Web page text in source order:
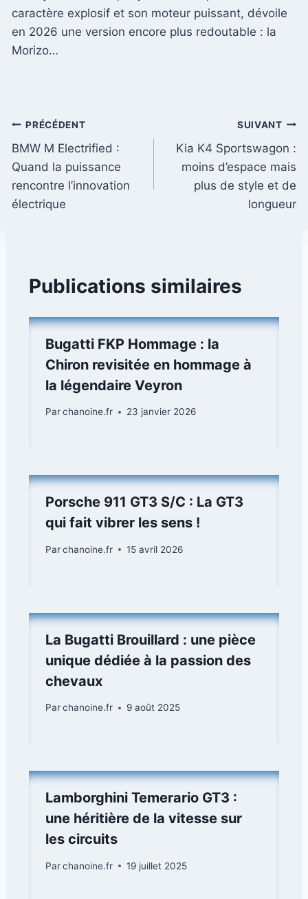
caractère explosif et son moteur puissant, dévoile
en 2026 une version encore plus redoutable : la
Morizo…
Navigation
de
l’article
PRÉCÉDENT
BMW M Electrified :
Quand la puissance
rencontre l’innovation
électrique
SUIVANT
Kia K4 Sportswagon :
moins d’espace mais
plus de style et de
longueur
Publications similaires
Bugatti FKP Hommage : la
Chiron revisitée en hommage à
la légendaire Veyron
Parchanoine.fr 23 janvier 2026
Porsche 911 GT3 S/C : La GT3
qui fait vibrer les sens !
Parchanoine.fr 15 avril 2026
La Bugatti Brouillard : une pièce
unique dédiée à la passion des
chevaux
Parchanoine.fr 9 août 2025
Lamborghini Temerario GT3 :
une héritière de la vitesse sur
les circuits
Parchanoine.fr 19 juillet 2025